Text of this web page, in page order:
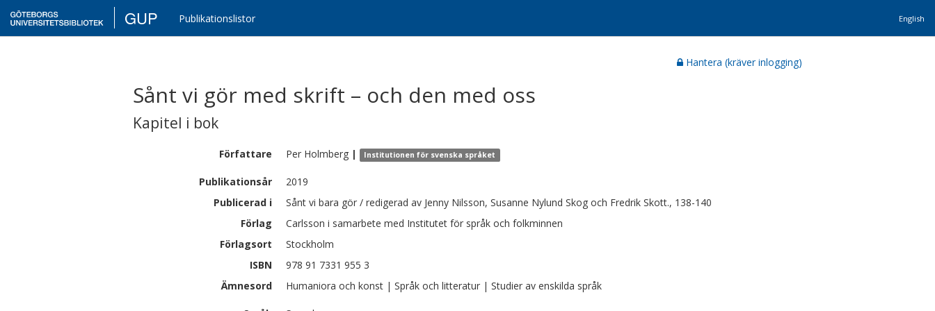
GUP Publikationslistor English
Hantera (kräver inlogging)
Sånt vi gör med skrift – och den med oss
Kapitel i bok
Författare Per Holmberg | Institutionen för svenska språket
Publikationsår
2019
Publicerad i
Sånt vi bara gör / redigerad av Jenny Nilsson, Susanne Nylund Skog och Fredrik Skott., 138-140
Förlag
Carlsson i samarbete med Institutet för språk och folkminnen
Förlagsort
Stockholm
ISBN
978 91 7331 955 3
Ämnesord
Humaniora och konst | Språk och litteratur | Studier av enskilda språk